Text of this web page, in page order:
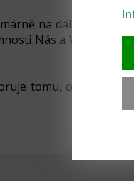
na dálku. Proto
Nás a Vás, a
tomu, co jsme si